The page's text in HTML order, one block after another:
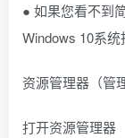
● 如果您看不到
Windows 10系
资源管理器（管
打开资源管理器